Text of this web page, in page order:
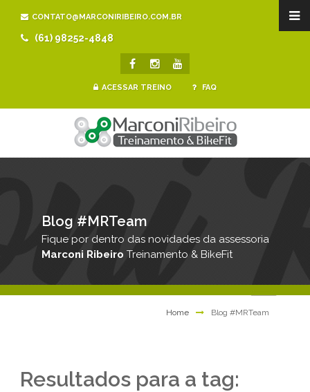
CONTATO@MARCONIRIBEIRO.COM.BR
(61) 98252-4848
ACESSAR TREINO FAQ
Blog #MRTeam
Fique por dentro das novidades da assessoria
Marconi RibeiroTreinamento & BikeFit
Home Blog #MRTeam
Resultados para a tag: